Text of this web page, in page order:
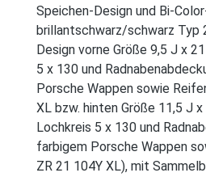
Speichen-Design und Bi-
brillantschwarz/schwarz Typ
Design vorne Größe 9,5 J x
5 x 130 und
Porsche Wappen sowie
XL bzw. hinten Größe 11,5 J
Lochkreis 5 x 130 und
farbigem Porsche Wappen
ZR 21 104Y XL), mit